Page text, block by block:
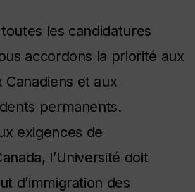
les candidatures
accordons la priorité aux
Canadiens et aux
permanents.
exigences de
l’Université doit
d’immigration des